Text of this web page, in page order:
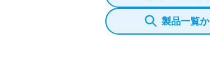
製品一覧